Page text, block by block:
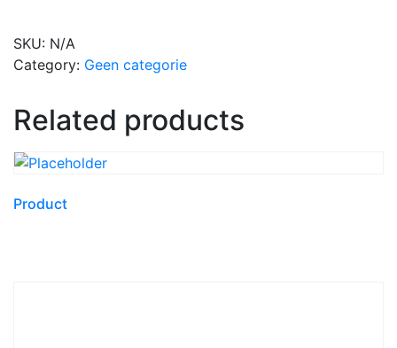
SKU: N/A
Category: Geen categorie
Related products
Product